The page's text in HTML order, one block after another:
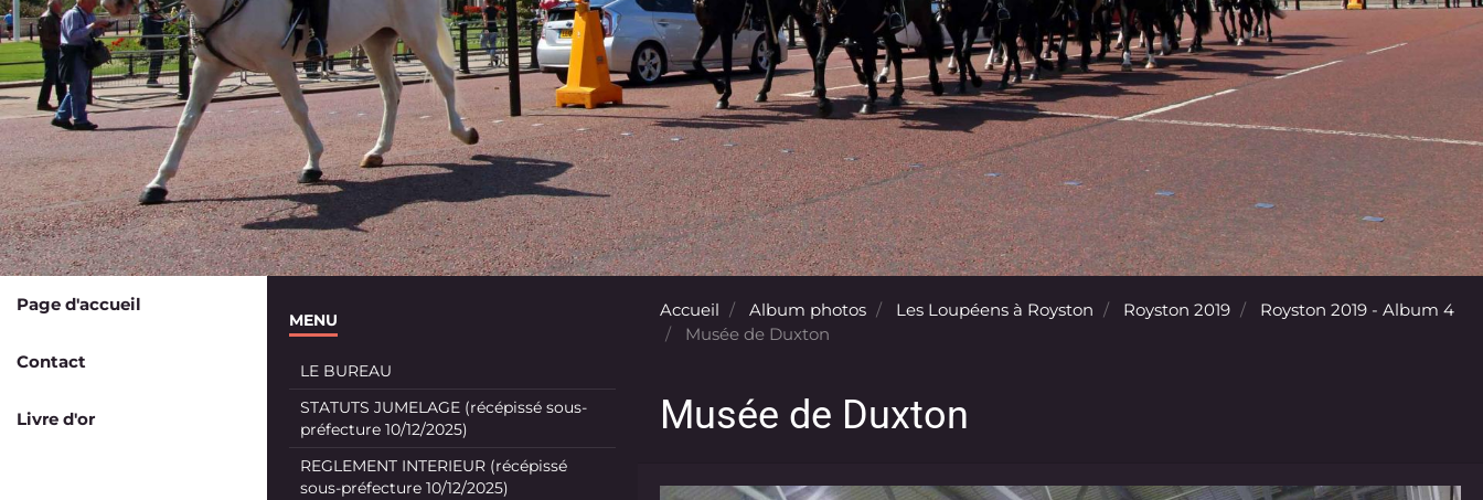
Page d'accueil
Contact
Livre d'or
Accueil Album photos Les Loupéens à Royston Royston 2019
Royston 2019 - Album 4
Musée de Duxton
Musée de Duxton
MENU
LE BUREAU
STATUTS JUMELAGE (récépissé sous-
préfecture 10/12/2025)
REGLEMENT INTERIEUR (récépissé
sous-préfecture 10/12/2025)